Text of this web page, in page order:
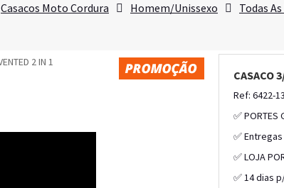
Casacos Moto Cordura Homem/Unissexo Todas
CASACO
Ref: 6422-
✅ PORTES
✅
✅ LOJA
✅ 14 dias